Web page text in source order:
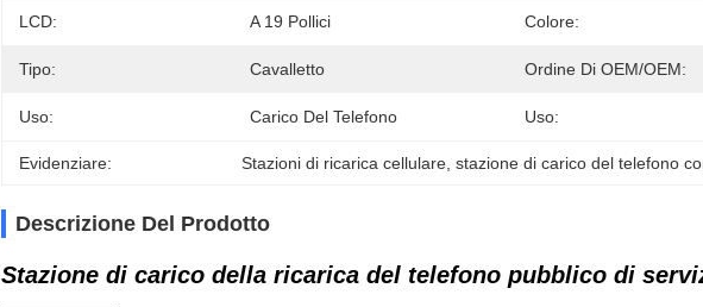
LCD: A 19 Pollici Colore:
Tipo: Cavalletto Ordine Di OEM/OEM:
Uso: Carico Del Telefono Uso:
Evidenziare: Stazioni di ricarica cellulare , stazione di carico del telefono
Descrizione Del Prodotto
Stazione di carico della ricarica del telefono pubblico di